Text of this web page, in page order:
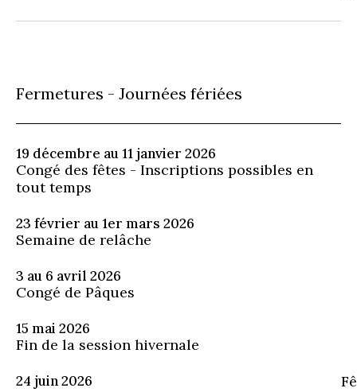
Fermetures - Journées fériées
19 décembre au 11 janvier 2026
Congé des fêtes - Inscriptions possibles en
tout temps
23 février au 1er mars 2026
Semaine de relâche
3 au 6 avril 2026
Congé de Pâques
15 mai 2026
Fin de la session hivernale
24 juin 2026